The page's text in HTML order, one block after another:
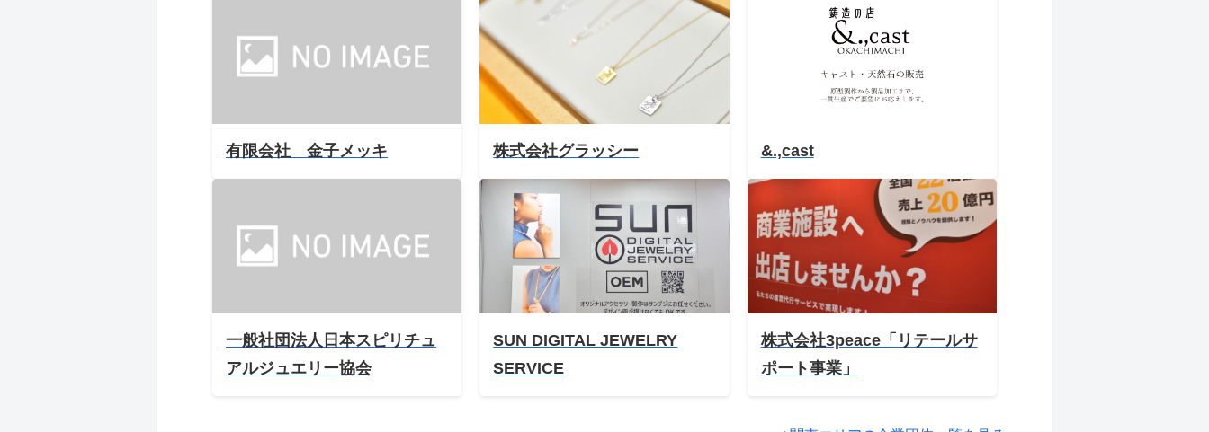
有限会社 金子メッキ 株式会社グラッシー &.,cast
一般社団法人日本スピリチュ
アルジュエリー協会
SUN DIGITAL JEWELRY
SERVICE
株式会社3peace「リテールサ
ポート事業」